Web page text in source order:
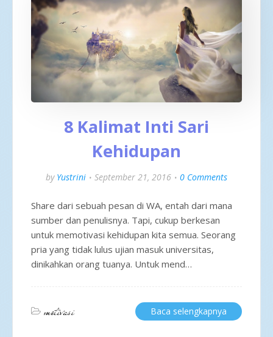
8 Kalimat Inti Sari
Kehidupan
by Yustrini September 21, 2016 0 Comments
Share dari sebuah pesan di WA, entah dari mana
sumber dan penulisnya. Tapi, cukup berkesan
untuk memotivasi kehidupan kita semua. Seorang
pria yang tidak lulus ujian masuk universitas,
dinikahkan orang tuanya. Untuk mend…
motivasi Baca selengkapnya